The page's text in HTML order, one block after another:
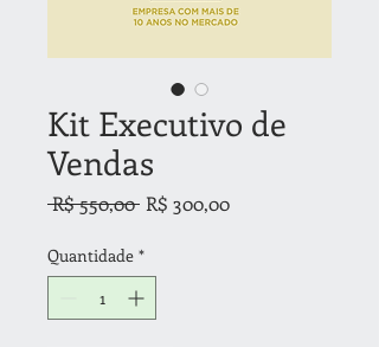
Kit Executivo de
Vendas
R$ 550,00 Preço
R$ 300,00Preço
Quantidade *